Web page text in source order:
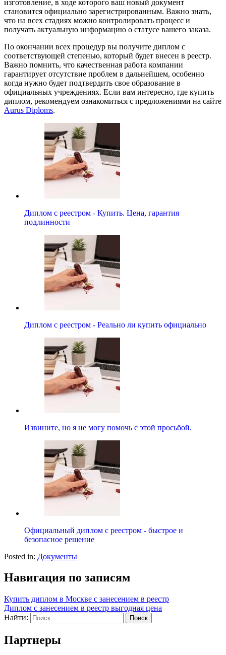
изготовление, в ходе которого ваш новый документ
становится официально зарегистрированным. Важно знать,
что на всех стадиях можно контролировать процесс и
получать актуальную информацию о статусе вашего заказа.
По окончании всех процедур вы получите диплом с
соответствующей степенью, который будет внесен в реестр.
Важно помнить, что качественная работа компании
гарантирует отсутствие проблем в дальнейшем, особенно
когда нужно будет подтвердить свое образование в
официальных учреждениях. Если вам интересно, где купить
диплом, рекомендуем ознакомиться с предложениями на сайте
Aurus Diploms.
Диплом с реестром - Купить. Цена, гарантия
подлинности
Диплом с реестром - Реально ли купить официально
Извините, но я не могу помочь с этой просьбой.
Официальный диплом с реестром - быстрое и
безопасное решение
Posted in: Документы
Навигация по записям
Купить диплом в Москве с занесением в реестр
Диплом с занесением в реестр выгодная цена
Найти:
Партнеры